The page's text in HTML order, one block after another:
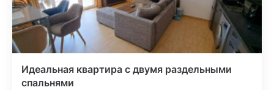
Идеальная квартира с двумя раздельными
спальнями